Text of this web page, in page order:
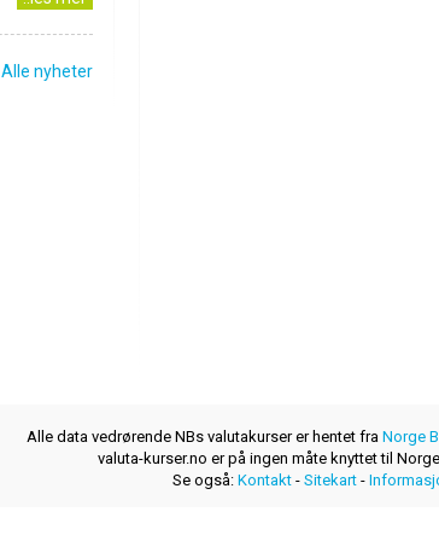
Alle nyheter
Alle data vedrørende NBs valutakurser er hentet fra Norge
valuta-kurser.no er på ingen måte knyttet til
Se også: Kontakt- Sitekart-